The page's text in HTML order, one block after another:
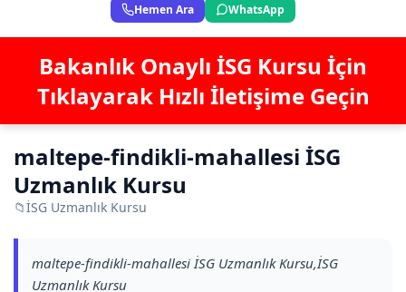
Hemen Ara WhatsApp
Bakanlık Onaylı İSG Kursu İçin
Tıklayarak Hızlı İletişime Geçin
maltepe-findikli-mahallesi İSG
Uzmanlık Kursu
📁İSG Uzmanlık Kursu
maltepe-findikli-mahallesi İSG Uzmanlık Kursu,İSG
Uzmanlık Kursu